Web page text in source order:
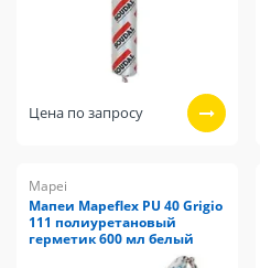
Цена по запросу
Mapei
Мапеи Mapeflex PU 40 Grigio
111 полиуретановый
герметик 600 мл белый